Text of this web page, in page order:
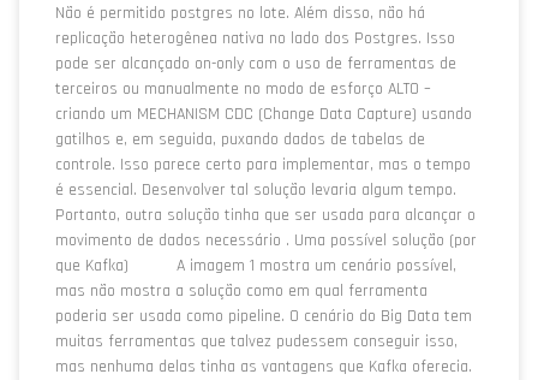
Não é permitido postgres no lote. Além disso, não há
replicação heterogênea nativa no lado dos Postgres. Isso
pode ser alcançado on-only com o uso de ferramentas de
terceiros ou manualmente no modo de esforço ALTO –
criando um MECHANISM CDC (Change Data Capture) usando
gatilhos e, em seguida, puxando dados de tabelas de
controle. Isso parece certo para implementar, mas o tempo
é essencial. Desenvolver tal solução levaria algum tempo.
Portanto, outra solução tinha que ser usada para alcançar o
movimento de dados necessário . Uma possível solução (por
que Kafka) A imagem 1 mostra um cenário possível,
mas não mostra a solução como em qual ferramenta
poderia ser usada como pipeline. O cenário do Big Data tem
muitas ferramentas que talvez pudessem conseguir isso,
mas nenhuma delas tinha as vantagens que Kafka oferecia.